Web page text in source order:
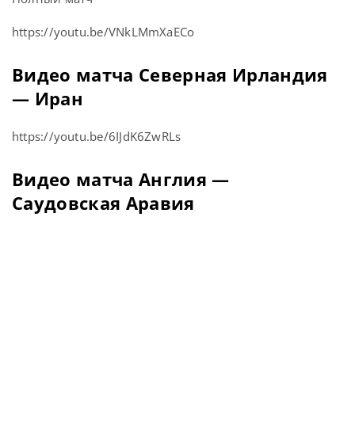
https://youtu.be/VNkLMmXaECo
Видео матча Северная Ирландия
— Иран
https://youtu.be/6IJdK6ZwRLs
Видео матча Англия —
Саудовская Аравия